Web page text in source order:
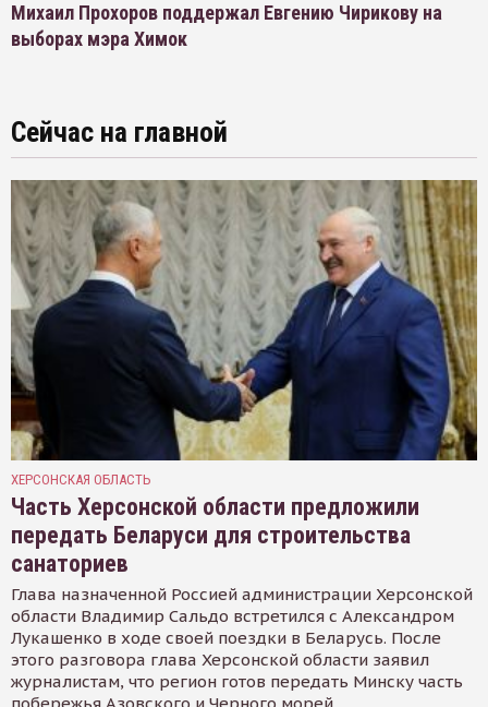
Михаил Прохоров поддержал Евгению Чирикову на
выборах мэра Химок
Сейчас на главной
ХЕРСОНСКАЯ ОБЛАСТЬ
Часть Херсонской области предложили
передать Беларуси для строительства
санаториев
Глава назначенной Россией администрации Херсонской
области Владимир Сальдо встретился с Александром
Лукашенко в ходе своей поездки в Беларусь. После
этого разговора глава Херсонской области заявил
журналистам, что регион готов передать Минску часть